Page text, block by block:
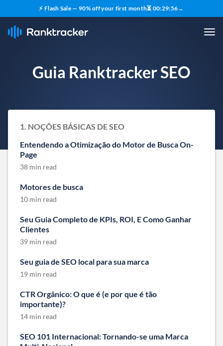
⚡ Flash Sale — 90% off your first month⏳ 00:29:55→
Guia Ranktracker SEO
1. NOÇÕES BÁSICAS DE SEO
Entendendo a Otimização do Motor de Busca On-
Page
38 min read
Motores de busca
10 min read
Seu Guia Completo de KPIs, ROI, E Como Ganhar
Clientes
39 min read
Seu guia de SEO local para sua marca
19 min read
CTR Orgânico: O que é (e por que é tão
importante)?
14 min read
SEO 101 Internacional: Tornando-se uma Marca